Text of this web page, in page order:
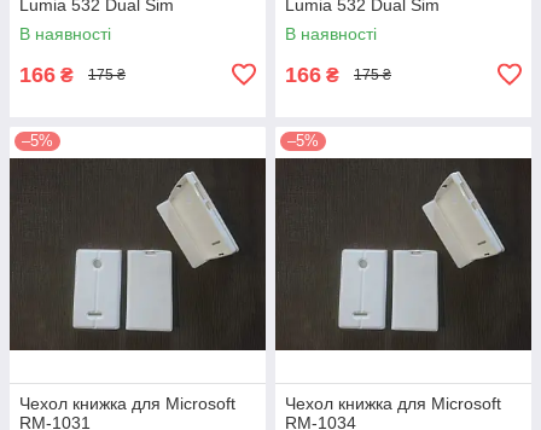
Lumia 532 Dual Sim
В наявності
166 ₴ 175 ₴
Lumia 532 Dual Sim
В наявності
166 ₴ 175 ₴
–5%
Чехол книжка для Microsoft
RM-1031
–5%
Чехол книжка для Microsoft
RM-1034